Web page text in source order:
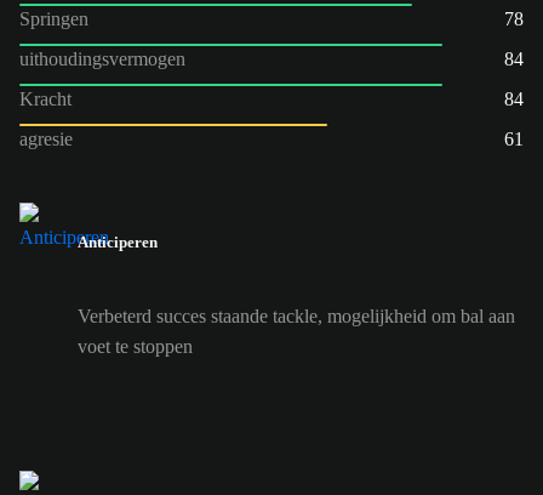
Springen
78
uithoudingsvermogen
84
Kracht
84
agresie
61
Anticiperen
Verbeterd succes staande tackle, mogelijkheid om bal aan
voet te stoppen